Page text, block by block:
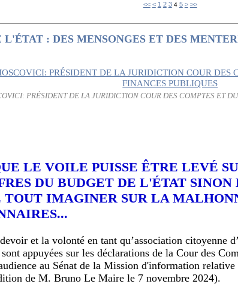
<< < 1 2 3 4 5 > >>
L'ÉTAT : DES MENSONGES ET DES
PRÉSIDENT DE LA JURIDICTION COUR DES COMPTES ET
LE VOILE PUISSE ÊTRE LEVÉ
DU BUDGET DE L'ÉTAT
TOUT IMAGINER SUR LA
et la volonté en tant qu’association citoyenne
appuyées sur les déclarations de la Cour des
au Sénat de la Mission d'information
de M. Bruno Le Maire le 7 novembre 2024).